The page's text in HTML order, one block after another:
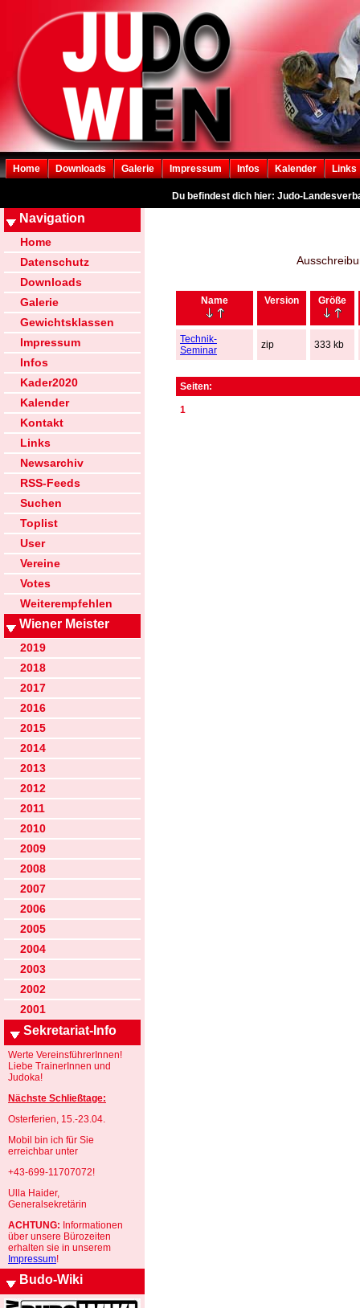
Home Downloads Galerie Impressum Infos Kalender Links
Du befindest dich hier: Judo-
Navigation
Home
Datenschutz
Downloads
Galerie
Gewichtsklassen
Impressum
Infos
Kader2020
Kalender
Kontakt
Links
Newsarchiv
RSS-Feeds
Suchen
Toplist
User
Vereine
Votes
Weiterempfehlen
Wiener Meister
2019
2018
2017
2016
2015
2014
2013
2012
2011
2010
2009
2008
2007
2006
2005
2004
2003
2002
2001
Sekretariat-Info
Werte VereinsführerInnen!
Liebe TrainerInnen und
Judoka!
Nächste Schließtage:
Osterferien, 15.-23.04.
Mobil bin ich für Sie
erreichbar unter
+43-699-11707072!
Ulla Haider,
Generalsekretärin
ACHTUNG: Informationen
über unsere Bürozeiten
erhalten sie in unserem
Impressum!
Budo-Wiki
Name Version Größe
Technik-
Seminar
zip 333 kb
Seiten:
1